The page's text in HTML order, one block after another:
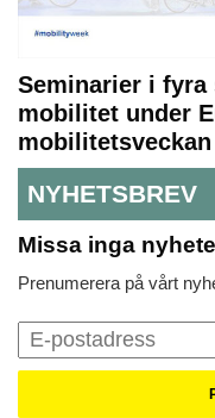
Seminarier i
mobilitet under
mobilitetsveckan
NYHETSBREV
Missa inga
Prenumerera på vårt